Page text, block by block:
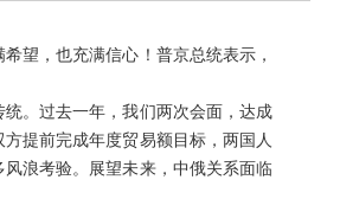
望，也充满信心！普京总统表示，
。过去一年，我们两次会面，达成
提前完成年度贸易额目标，两国人
浪考验。展望未来，中俄关系面临